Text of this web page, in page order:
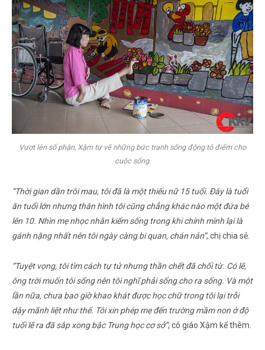
Vượt lên số phận, Xậm tự vẽ những bức tranh sống động tô điểm cho
cuộc sống.
“Thời gian dần trôi mau, tôi đã là một thiếu nữ 15 tuổi. Đây là tuổi
ăn tuổi lớn nhưng thân hình tôi cũng chẳng khác nào một đứa bé
lên 10. Nhìn mẹ nhọc nhằn kiếm sống trong khi chính mình lại là
gánh nặng nhất nên tôi ngày càng bi quan, chán nản”, chị chia sẻ.
“Tuyệt vọng, tôi tìm cách tự tử nhưng thần chết đã chối từ. Có lẽ,
ông trời muốn tôi sống nên tôi nghĩ phải sống cho ra sống. Và một
lần nữa, chưa bao giờ khao khát được học chữ trong tôi lại trỗi
dậy mãnh liệt như thế. Tôi xin phép mẹ đến trường mầm non ở độ
tuổi lẽ ra đã sắp xong bậc Trung học cơ sở”, cô giáo Xậm kể thêm.